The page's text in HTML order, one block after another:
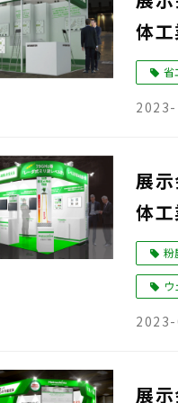
体
省
展示
体
粉
展